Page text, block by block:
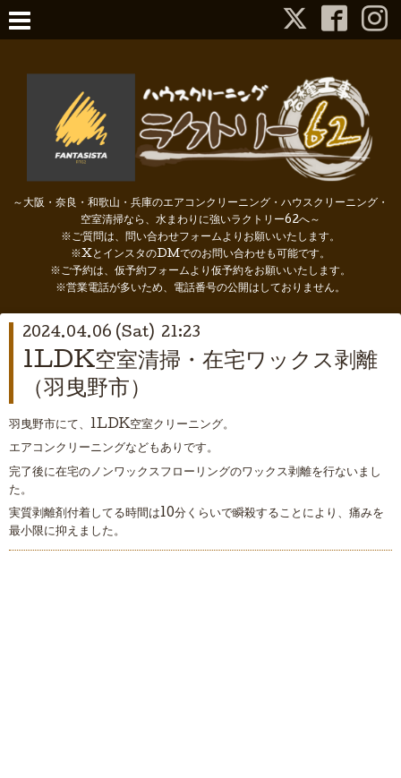
～大阪・奈良・和歌山・兵庫のエアコンクリーニング・ハウスクリーニング・
空室清掃なら、水まわりに強いラクトリー62へ～
※ご質問は、問い合わせフォームよりお願いいたします。
※XとインスタのDMでのお問い合わせも可能です。
※ご予約は、仮予約フォームより仮予約をお願いいたします。
※営業電話が多いため、電話番号の公開はしておりません。
2024.04.06 (Sat) 21:23
1LDK空室清掃・在宅ワックス剥離
（羽曳野市）
羽曳野市にて、1LDK空室クリーニング。
エアコンクリーニングなどもありです。
完了後に在宅のノンワックスフローリングのワックス剥離を行ないまし
た。
実質剥離剤付着してる時間は10分くらいで瞬殺することにより、痛みを
最小限に抑えました。